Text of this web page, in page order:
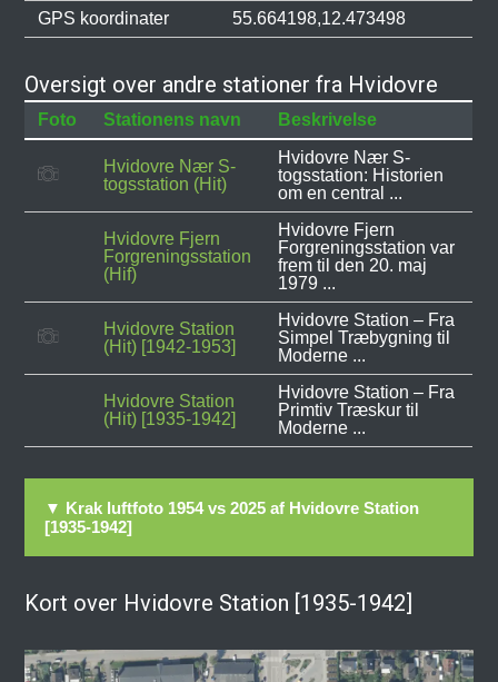
GPS koordinater 55.664198,12.473498
Oversigt over andre stationer fra Hvidovre
Foto Stationens navn Beskrivelse
Hvidovre Nær S-
togsstation (Hit)
Hvidovre Nær S-
togsstation: Historien
om en central ...
Hvidovre Fjern
Forgreningsstation
(Hif)
Hvidovre Fjern
Forgreningsstation var
frem til den 20. maj
1979 ...
Hvidovre Station
(Hit) [1942-1953]
Hvidovre Station – Fra
Simpel Træbygning til
Moderne ...
Hvidovre Station
(Hit) [1935-1942]
Hvidovre Station – Fra
Primtiv Træskur til
Moderne ...
▼ Krak luftfoto 1954 vs 2025 af Hvidovre Station
[1935-1942]
Kort over Hvidovre Station [1935-1942]